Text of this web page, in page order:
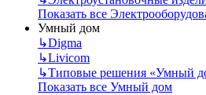
Показать все
Умный дом
↳Digma
↳Livicom
↳Типовые решения «Умный
Показать все Умный дом